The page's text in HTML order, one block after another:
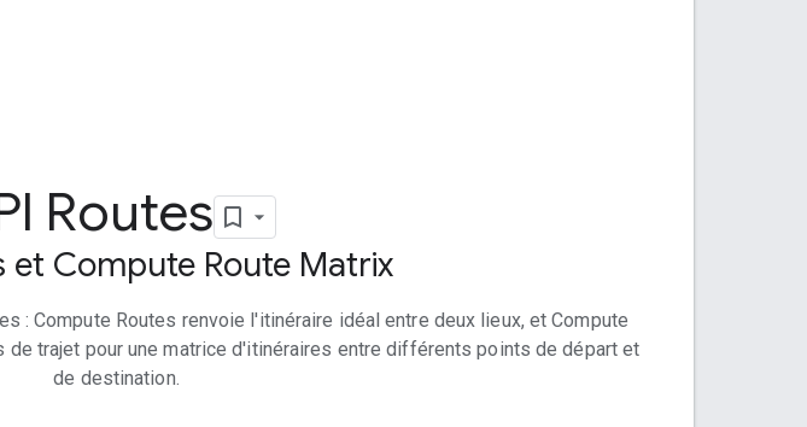
Routes
et Compute Route Matrix
: Compute Routes renvoie l'itinéraire idéal entre deux lieux, et Compute
de trajet pour une matrice d'itinéraires entre différents points de départ et
de destination.